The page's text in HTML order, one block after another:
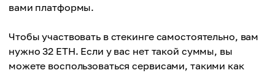
вами платформы.
Чтобы участвовать в стекинге самостоятельно, вам
нужно 32 ETH. Если у вас нет такой суммы, вы
можете воспользоваться сервисами, такими как